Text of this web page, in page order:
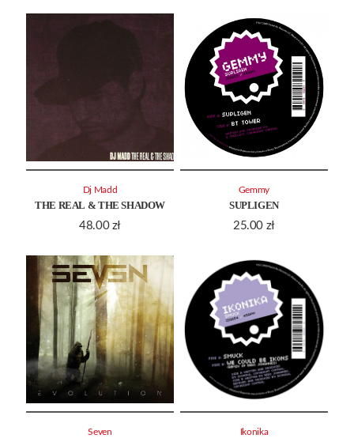
THE REAL & THE SHADOW
48.00 zł
Dj Madd
SUPLIGEN
25.00 zł
Gemmy
Seven Ikonika